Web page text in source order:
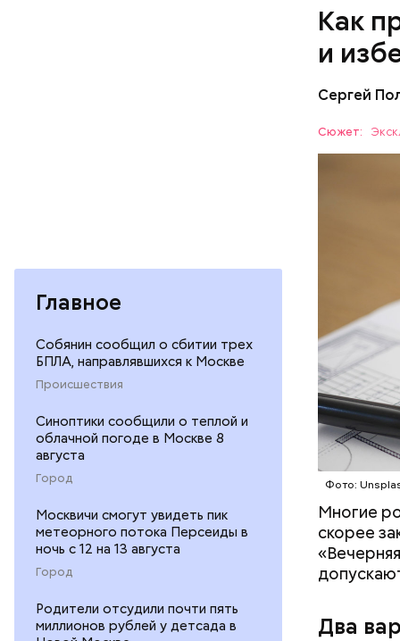
Главное
Собянин сообщил о сбитии трех
БПЛА, направлявшихся к Москве
Происшествия
Синоптики сообщили о теплой и
облачной погоде в Москве 8
августа
Город
Москвичи смогут увидеть пик
метеорного потока Персеиды в
ночь с 12 на 13 августа
Город
Родители отсудили почти пять
миллионов рублей у детсада в
Как
и
Сергей
Сюжет:
Фото:
Многие
скорее
Два
По
Ракуты,
читать
ЖИЛЬЕ
— В
точки
расходов
довольно
счета,